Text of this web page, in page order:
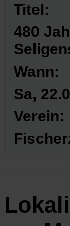
Titel:
480
Wann:
Sa,
Verein: